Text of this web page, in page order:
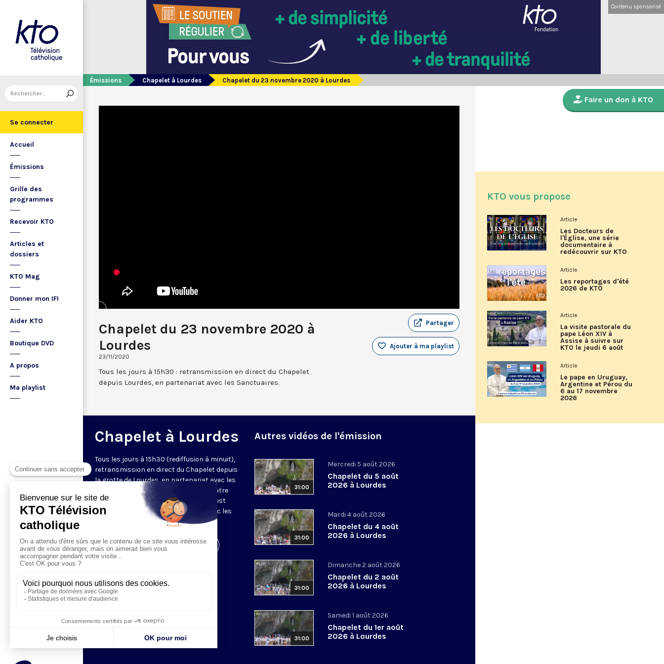
Se connecter
Accueil
Émissions
Grille des
programmes
Recevoir KTO
Articles et
dossiers
KTO Mag
Donner mon IFI
Aider KTO
Boutique DVD
A propos
Ma playlist
Contenu sponsorisé
Émissions Chapelet à Lourdes Chapelet du 23 novembre 2020 à Lourdes
Chapelet du 23 novembre 2020 à
Lourdes
23/11/2020
Partager
Ajouter à ma playlist
Tous les jours à 15h30 : retransmission en direct du Chapelet
depuis Lourdes, en partenariat avec les Sanctuaires.
Chapelet à Lourdes
Tous les jours à 15h30 (rediffusion à minuit),
retransmission en direct du Chapelet depuis
la grotte de Lourdes, en partenariat avec les
Sanctuaires. Chaque jour, l'une des quatre
méditations des mystères du Rosaire est
proposée en communion de prière avec les
Visiter la page de l'émission
Autres vidéos de l'émission
31:00
Mercredi 5 août 2026
Chapelet du 5 août
2026 à Lourdes
31:00
Mardi 4 août 2026
Chapelet du 4 août
2026 à Lourdes
31:00
Dimanche 2 août 2026
Chapelet du 2 août
2026 à Lourdes
31:00
Samedi 1 août 2026
Chapelet du 1er août
2026 à Lourdes
Faire un don à KTO
KTO vous propose
Article
Les Docteurs de
l'Église, une série
documentaire à
redécouvrir sur KTO
Article
Les reportages d'été
2026 de KTO
Article
La visite pastorale du
pape Léon XIV à
Assise à suivre sur
KTO le jeudi 6 août
Article
Le pape en Uruguay,
Argentine et Pérou du
6 au 17 novembre
2026